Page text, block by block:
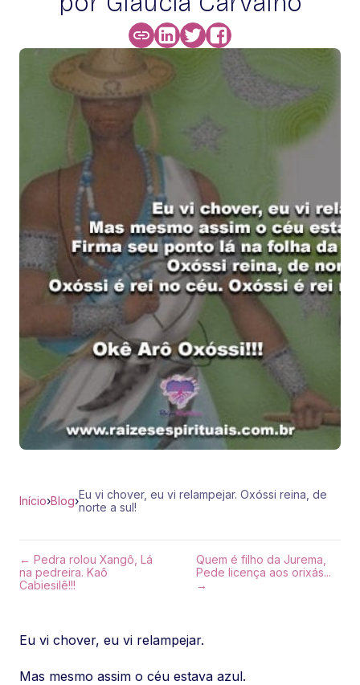
Início›Blog›Eu vi chover, eu vi relampejar. Oxóssi reina, de
norte a sul!
← Pedra rolou Xangô, Lá
na pedreira. Kaô
Cabiesilê!!!
Quem é filho da Jurema,
Pede licença aos orixás...
→
Eu vi chover, eu vi relampejar.
Mas mesmo assim o céu estava azul.